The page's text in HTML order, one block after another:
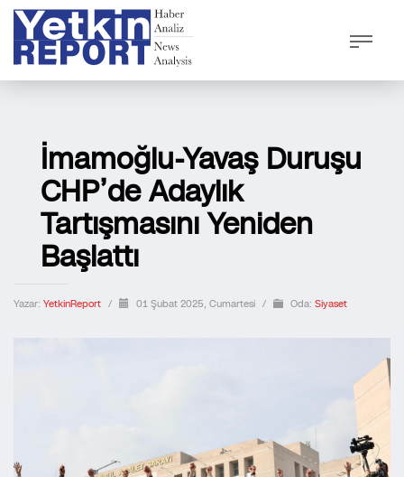
İmamoğlu-Yavaş Duruşu
CHP’de Adaylık
Tartışmasını Yeniden
Başlattı
Yazar: YetkinReport / 01 Şubat 2025, Cumartesi / Oda: Siyaset